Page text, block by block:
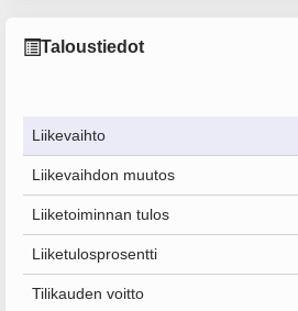
Taloustiedot
Liikevaihto
Liikevaihdon muutos
Liiketoiminnan tulos
Liiketulosprosentti
Tilikauden voitto